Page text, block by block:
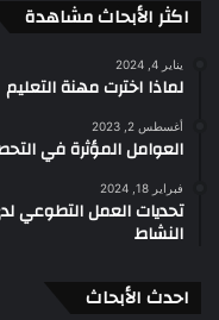
اكثر الأبحاث مشاهدة
يناير 4, 2024
لماذا اخترت مهنة التعليم
أغسطس 2, 2023
العوامل المؤثرة في
فبراير 18, 2024
تحديات العمل التطوعي
النشاط
احدث الأبحاث